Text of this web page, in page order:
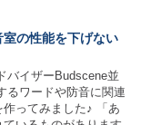
の性能を下げない
バイザーBudscene並
るワードや防音に関連
ってみました♪ 「あ